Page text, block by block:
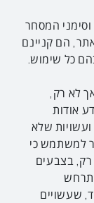
המסחר
הם קניינם
כל שימוש.
לא רק,
אודות
שלא
למשתמש כי
רק, בצבעים
שעשויים